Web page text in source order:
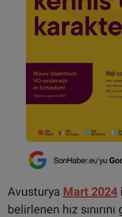
Avusturya Mart 2024
belirlenen hız